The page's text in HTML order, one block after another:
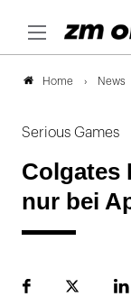
Home News
Serious Games
Colgates
nur bei
FacebookPlattform